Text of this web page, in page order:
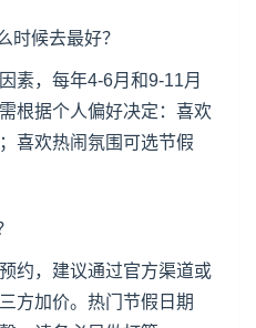
时候去最好？
素，每年4-6月和9-11月
根据个人偏好决定：喜欢
喜欢热闹氛围可选节假
约，建议通过官方渠道或
方加价。热门节假日期